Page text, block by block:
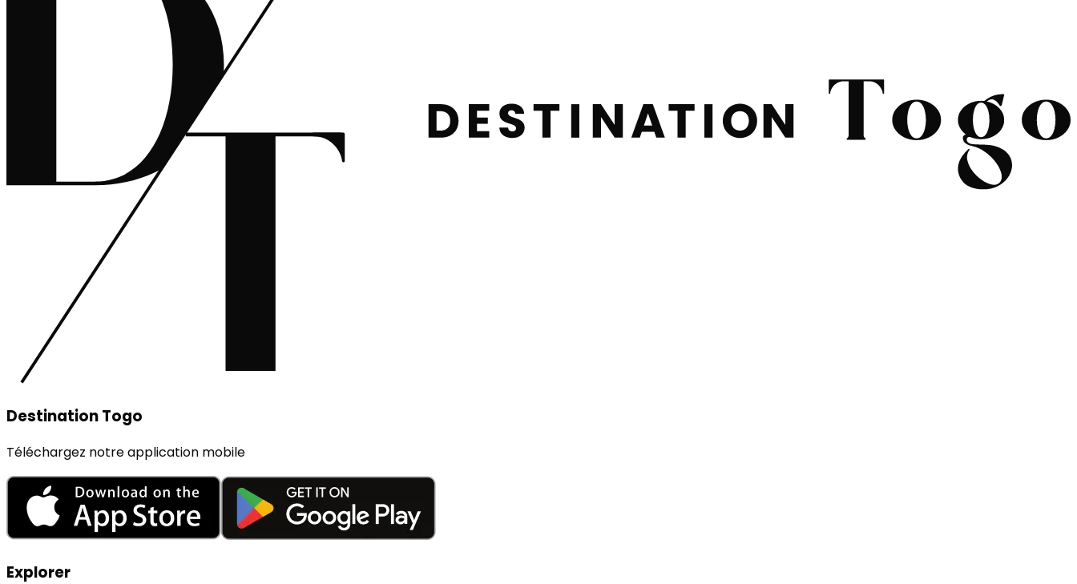
Destination Togo
Téléchargez notre application mobile
Explorer